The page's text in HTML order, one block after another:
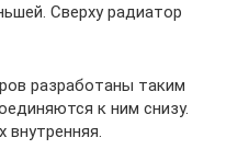
Сверху радиатор
разработаны таким
к ним снизу.
внутренняя.